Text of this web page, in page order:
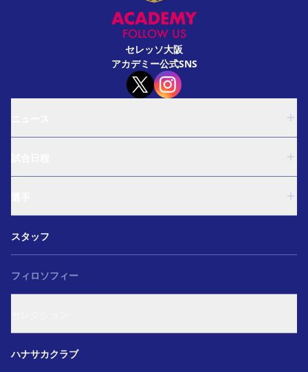
FOLLOW US
セレッソ大阪
アカデミー公式SNS
ガールズU-15
和歌山U-15
ガールズU-15
U-18
和歌山U-15
スタッフ
フィロソフィー
アカデミー セレクション
ハナサカクラブ